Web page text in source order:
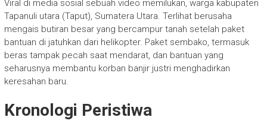
Viral di media sosial sebuah video memilukan, warga kabupaten
Tapanuli utara (Taput), Sumatera Utara. Terlihat berusaha
mengais butiran besar yang bercampur tanah setelah paket
bantuan di jatuhkan dari helikopter. Paket sembako, termasuk
beras tampak pecah saat mendarat, dan bantuan yang
seharusnya membantu korban banjir justri menghadirkan
keresahan baru.
Kronologi Peristiwa